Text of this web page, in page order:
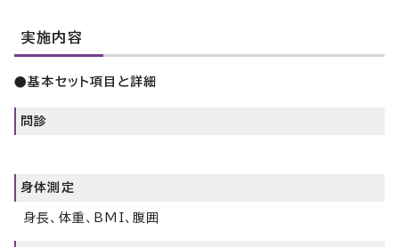
実施内容
●基本セット項目と詳細
問診
身体測定
身長、体重、BMI、腹囲